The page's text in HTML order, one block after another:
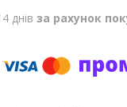
днів за рахунок